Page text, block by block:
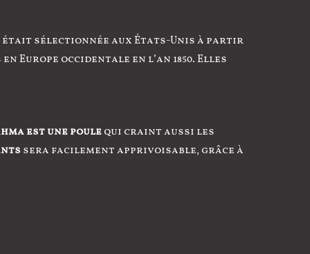
était sélectionnée aux États-Unis à partir
Europe occidentale en l’an 1850. Elles
est une poulequi craint aussi les
sera facilement apprivoisable, grâce à